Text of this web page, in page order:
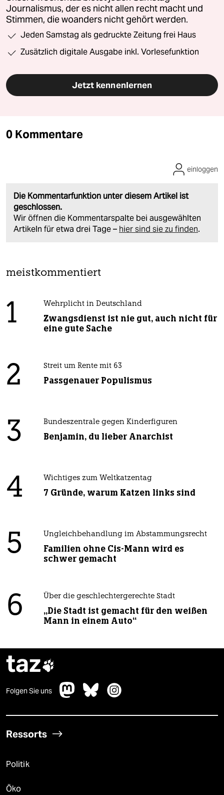
Journalismus, der es nicht allen recht macht und
Stimmen, die woanders nicht gehört werden.
Jeden Samstag als gedruckte Zeitung frei Haus
Zusätzlich digitale Ausgabe inkl. Vorlesefunktion
Jetzt kennenlernen
0 Kommentare
Die Kommentarfunktion unter diesem Artikel ist
geschlossen.
Wir öffnen die Kommentarspalte bei ausgewählten
Artikeln für etwa drei Tage – hier sind sie zu finden.
einloggen
meistkommentiert
1 Wehrplicht in Deutschland
Zwangsdienst ist nie gut, auch nicht für
eine gute Sache
2 Streit um Rente mit 63
Passgenauer Populismus
3 Bundeszentrale gegen Kinderfiguren
Benjamin, du lieber Anarchist
4 Wichtiges zum Weltkatzentag
7 Gründe, warum Katzen links sind
5 Ungleichbehandlung im Abstammungsrecht
Familien ohne Cis-Mann wird es
schwer gemacht
6 Über die geschlechtergerechte Stadt
„Die Stadt ist gemacht für den weißen
Mann in einem Auto“
taz
Folgen Sie uns
Ressorts
Politik
Öko